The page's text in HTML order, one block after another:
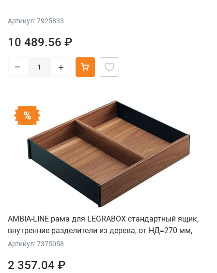
Артикул: 7925833
10 489.56 ₽
– +
AMBIA-LINE рама для LEGRABOX стандартный ящик,
внутренние разделители из дерева, от НД=270 мм,
ширина=242 мм, орех "Теннесси"/терра-черный
Артикул: 7375058
2 357.04 ₽